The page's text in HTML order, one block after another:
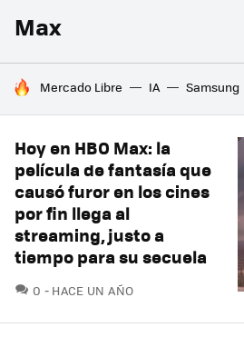
Max
HOY SE HABLA DE
Mercado Libre IA Samsung
Hoy en HBO Max: la
película de fantasía que
causó furor en los cines
por fin llega al
streaming, justo a
tiempo para su secuela
0 COMENTARIOS
HACE UN AÑO